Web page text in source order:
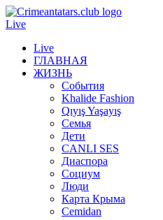
Live
Live
ГЛАВНАЯ
ЖИЗНЬ
События
Khalide Fashion
Qıyış Yaşayış
Семья
Дети
CANLI SES
Диаспора
Социум
Люди
Карта Крыма
Cemidan